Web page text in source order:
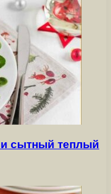
и сытный теплый